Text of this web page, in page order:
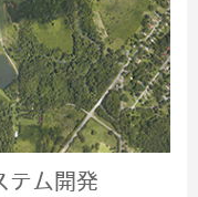
テム開発